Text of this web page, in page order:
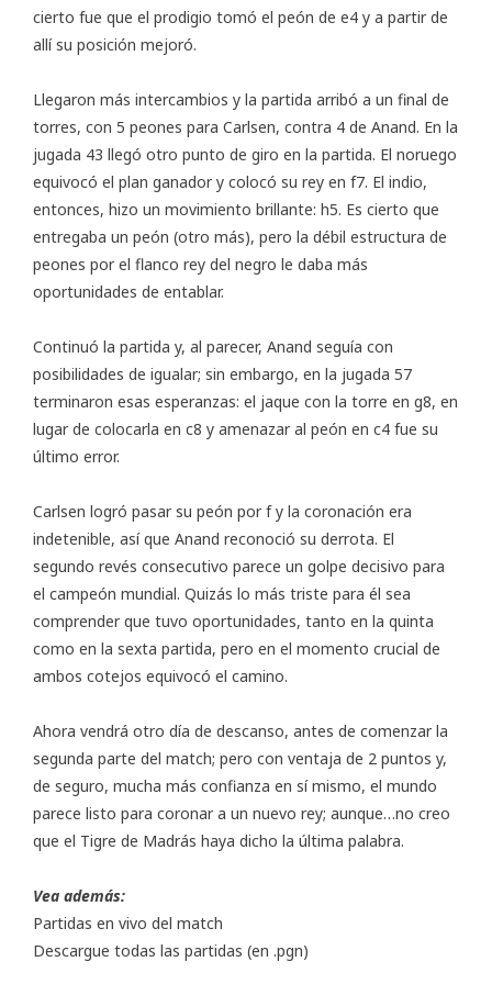
cierto fue que el prodigio tomó el peón de e4 y a partir de
allí su posición mejoró.
Llegaron más intercambios y la partida arribó a un final de
torres, con 5 peones para Carlsen, contra 4 de Anand. En la
jugada 43 llegó otro punto de giro en la partida. El noruego
equivocó el plan ganador y colocó su rey en f7. El indio,
entonces, hizo un movimiento brillante: h5. Es cierto que
entregaba un peón (otro más), pero la débil estructura de
peones por el flanco rey del negro le daba más
oportunidades de entablar.
Continuó la partida y, al parecer, Anand seguía con
posibilidades de igualar; sin embargo, en la jugada 57
terminaron esas esperanzas: el jaque con la torre en g8, en
lugar de colocarla en c8 y amenazar al peón en c4 fue su
último error.
Carlsen logró pasar su peón por f y la coronación era
indetenible, así que Anand reconoció su derrota. El
segundo revés consecutivo parece un golpe decisivo para
el campeón mundial. Quizás lo más triste para él sea
comprender que tuvo oportunidades, tanto en la quinta
como en la sexta partida, pero en el momento crucial de
ambos cotejos equivocó el camino.
Ahora vendrá otro día de descanso, antes de comenzar la
segunda parte del match; pero con ventaja de 2 puntos y,
de seguro, mucha más confianza en sí mismo, el mundo
parece listo para coronar a un nuevo rey; aunque…no creo
que el Tigre de Madrás haya dicho la última palabra.
Vea además:
Partidas en vivo del match
Descargue todas las partidas (en .pgn)